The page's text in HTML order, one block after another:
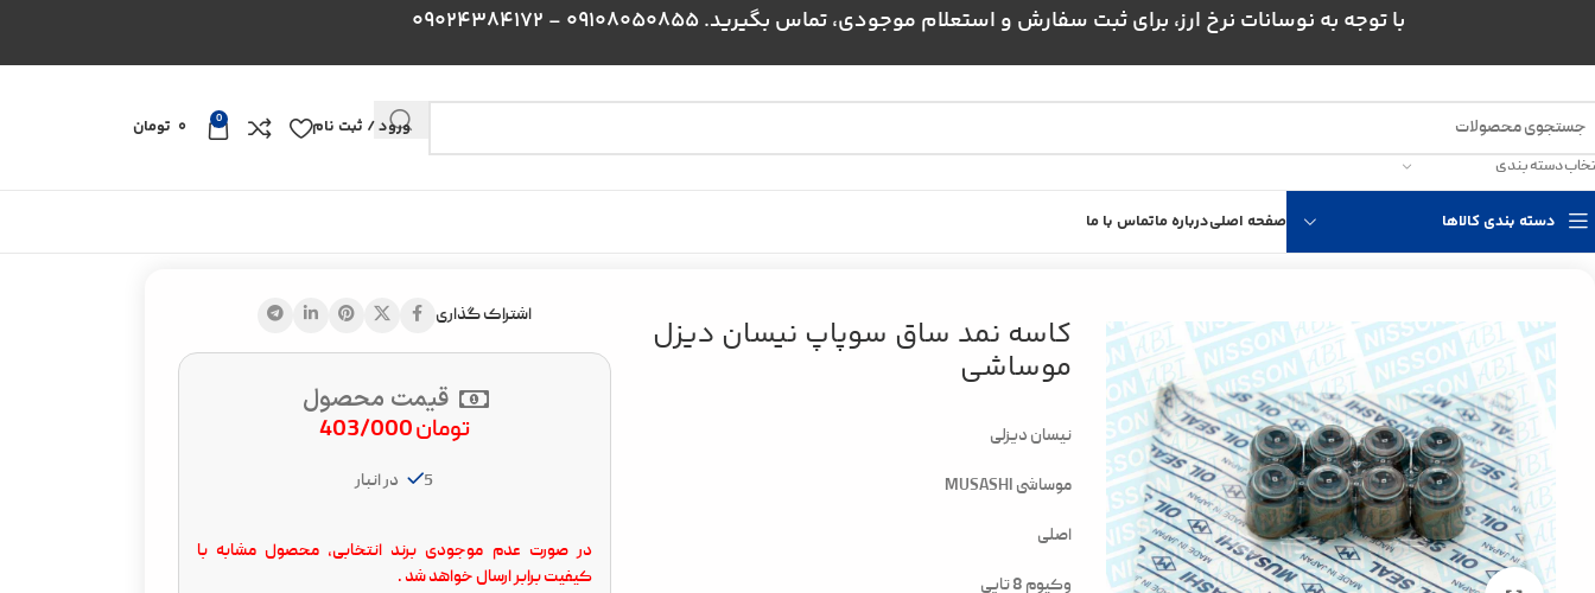
با توجه به نوسانات نرخ ارز، برای ثبت سفارش و استعلام موجودی، تماس بگیرید. 09108050855 - 09024384172
دسته بندی
ورود / ثبت نام 0 تومان
دسته بندی کالاها صفحه اصلیدرباره ماتماس با ما
کاسه نمد ساق سوپاپ نیسان دیزل
موساشی
نیسان دیزلی
موساشی MUSASHI
اصلی
وکیوم 8 تایی
اشتراک گذاری
قیمت محصول
تومان
5 در انبار
در صورت عدم موجودی برند انتخابی، محصول مشابه با
کیفیت برابر ارسال خواهد شد .